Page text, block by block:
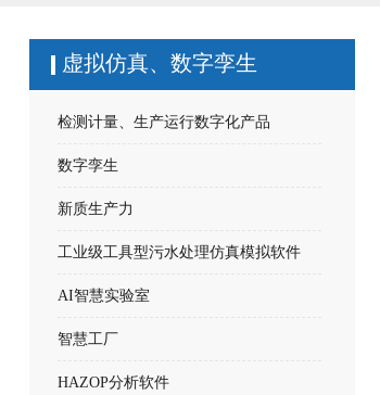
虚拟仿真、数字孪生
检测计量、生产运行数字化产品
数字孪生
新质生产力
工业级工具型污水处理仿真模拟软件
AI智慧实验室
智慧工厂
HAZOP分析软件